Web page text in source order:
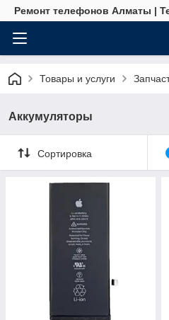
Ремонт телефонов Алматы |
Товары и услуги
Аккумуляторы
Сортировка